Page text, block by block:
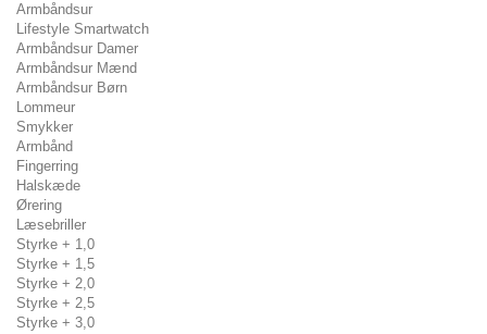
Armbåndsur
Lifestyle Smartwatch
Armbåndsur Damer
Armbåndsur Mænd
Armbåndsur Børn
Lommeur
Smykker
Armbånd
Fingerring
Halskæde
Ørering
Læsebriller
Styrke + 1,0
Styrke + 1,5
Styrke + 2,0
Styrke + 2,5
Styrke + 3,0